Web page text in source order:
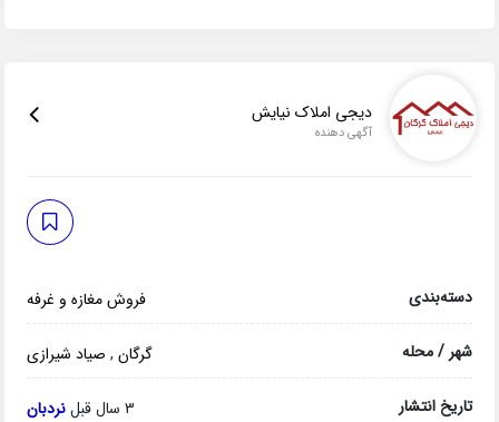
دیجی املاک نیایش
آگهی دهنده
دسته‌بندی فروش مغازه و غرفه
شهر / محله گرگان, صیاد شیرازی
تاریخ انتشار 3 سال قبل نردبان